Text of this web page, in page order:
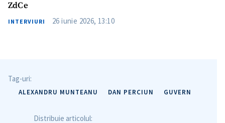
ZdCe
INTERVIURI 26 iunie 2026, 13:10
Tag-uri:
ALEXANDRU MUNTEANU DAN PERCIUN GUVERN
Distribuie articolul: